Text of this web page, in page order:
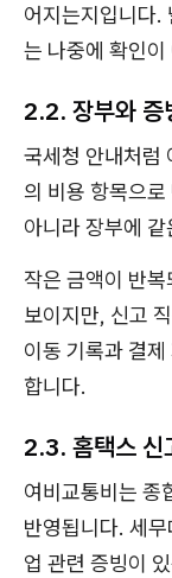
어지는지입니다.
는 나중에 확인
2.2. 장부와 증
국세청 안내처럼
의 비용 항목으
아니라 장부에
작은 금액이 반
보이지만, 신고
이동 기록과 결
합니다.
2.3. 홈택스 신
여비교통비는 종
반영됩니다. 세
업 관련 증빙이